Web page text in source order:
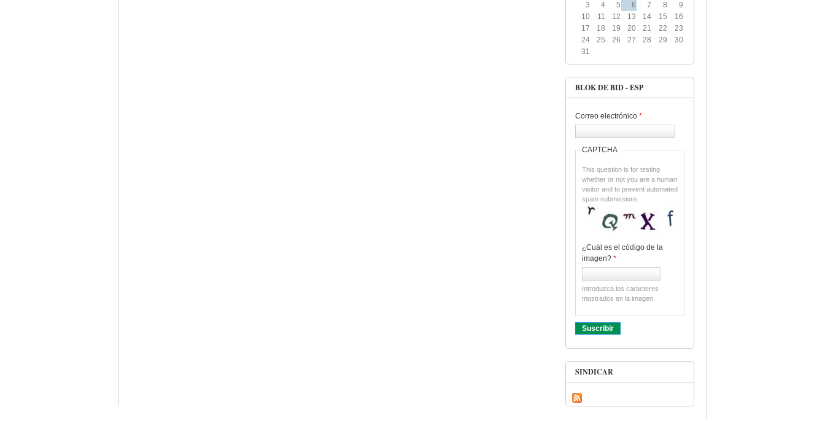
3
4 5 6 7 8
9
10
11 12 13 14 15
16
17
18 19 20 21 22
23
24
25 26 27 28 29
30
31
BLOK DE BID - ESP
Correo electrónico *
CAPTCHA
This question is for testing
whether or not you are a human
visitor and to prevent automated
spam submissions.
¿Cuál es el código de la
imagen? *
Introduzca los caracteres
mostrados en la imagen.
SINDICAR